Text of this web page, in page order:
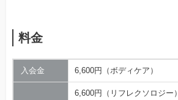
料金
入会金 6,600円（ボディケア）
6,600円（リフレクソロジー）